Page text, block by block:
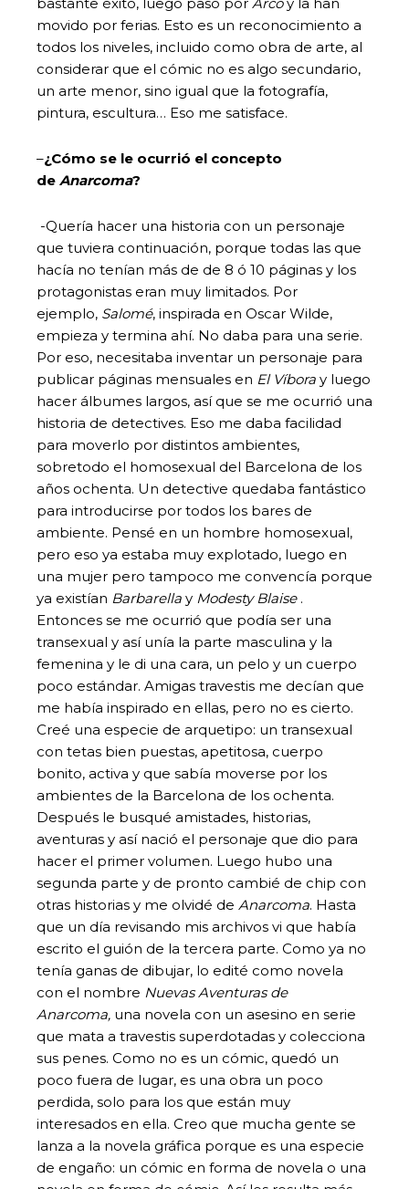
movido por ferias. Esto es un reconocimiento a
todos los niveles, incluido como obra de arte, al
considerar que el cómic no es algo secundario,
un arte menor, sino igual que la fotografía,
pintura, escultura… Eso me satisface.
–¿Cómo se le ocurrió el concepto
de Anarcoma?
-Quería hacer una historia con un personaje
que tuviera continuación, porque todas las que
hacía no tenían más de de 8 ó 10 páginas y los
protagonistas eran muy limitados. Por
ejemplo, Salomé, inspirada en Oscar Wilde,
empieza y termina ahí. No daba para una serie.
Por eso, necesitaba inventar un personaje para
publicar páginas mensuales en El Víbora y luego
hacer álbumes largos, así que se me ocurrió una
historia de detectives. Eso me daba facilidad
para moverlo por distintos ambientes,
sobretodo el homosexual del Barcelona de los
años ochenta. Un detective quedaba fantástico
para introducirse por todos los bares de
ambiente. Pensé en un hombre homosexual,
pero eso ya estaba muy explotado, luego en
una mujer pero tampoco me convencía porque
ya existían Barbarella y Modesty Blaise .
Entonces se me ocurrió que podía ser una
transexual y así unía la parte masculina y la
femenina y le di una cara, un pelo y un cuerpo
poco estándar. Amigas travestis me decían que
me había inspirado en ellas, pero no es cierto.
Creé una especie de arquetipo: un transexual
con tetas bien puestas, apetitosa, cuerpo
bonito, activa y que sabía moverse por los
ambientes de la Barcelona de los ochenta.
Después le busqué amistades, historias,
aventuras y así nació el personaje que dio para
hacer el primer volumen. Luego hubo una
segunda parte y de pronto cambié de chip con
otras historias y me olvidé de Anarcoma. Hasta
que un día revisando mis archivos vi que había
escrito el guión de la tercera parte. Como ya no
tenía ganas de dibujar, lo edité como novela
con el nombre Nuevas Aventuras de
Anarcoma, una novela con un asesino en serie
que mata a travestis superdotadas y colecciona
sus penes. Como no es un cómic, quedó un
poco fuera de lugar, es una obra un poco
perdida, solo para los que están muy
interesados en ella. Creo que mucha gente se
lanza a la novela gráfica porque es una especie
de engaño: un cómic en forma de novela o una